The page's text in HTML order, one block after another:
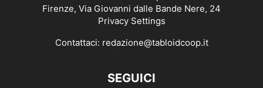
Firenze, Via Giovanni dalle Bande Nere, 24
Privacy Settings
Contattaci: redazione@tabloidcoop.it
SEGUICI